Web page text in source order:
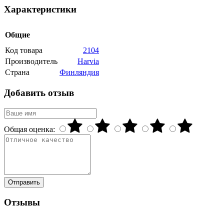
Характеристики
Общие
Код товара
2104
Производитель
Harvia
Страна
Финляндия
Добавить отзыв
Общая оценка:
Отправить
Отзывы